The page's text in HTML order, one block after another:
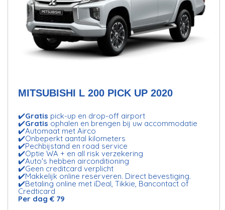
MITSUBISHI L 200 PICK UP 2020
✔️Gratis pick-up en drop-off airport
✔️Gratis ophalen en brengen bij uw accommodatie
✔️Automaat met Airco
✔️Onbeperkt aantal kilometers
✔️Pechbijstand en road service
✔️Optie WA + en all risk verzekering
✔️Auto's hebben airconditioning
✔️Geen creditcard verplicht
✔️Makkelijk online reserveren. Direct bevestiging.
✔️Betaling online met iDeal, Tikkie, Bancontact of
Credticard
Per dag € 79